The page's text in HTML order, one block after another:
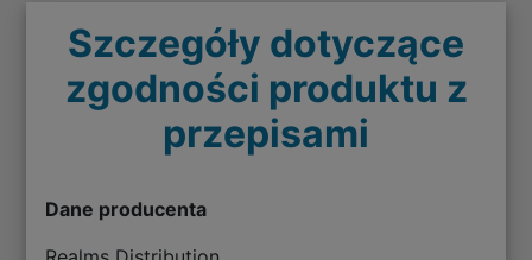
Szczegóły dotyczące
zgodności produktu z
przepisami
Dane producenta